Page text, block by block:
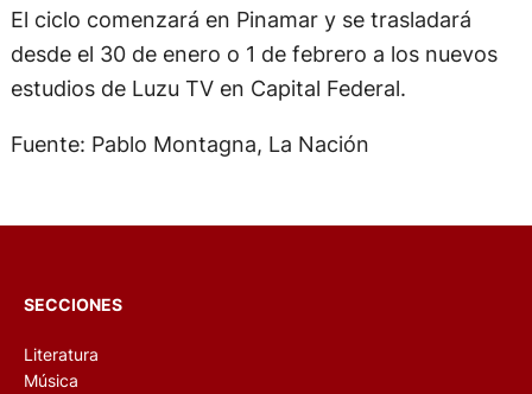
El ciclo comenzará en Pinamar y se trasladará
desde el 30 de enero o 1 de febrero a los nuevos
estudios de Luzu TV en Capital Federal.
Fuente: Pablo Montagna, La Nación
SECCIONES
Literatura
Música